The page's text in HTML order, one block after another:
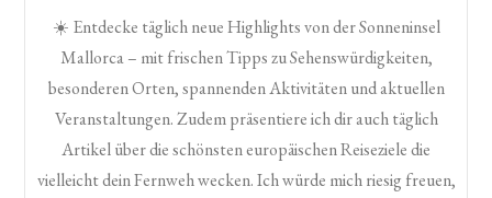
☀️ Entdecke täglich neue Highlights von der Sonneninsel
Mallorca – mit frischen Tipps zu Sehenswürdigkeiten,
besonderen Orten, spannenden Aktivitäten und aktuellen
Veranstaltungen. Zudem präsentiere ich dir auch täglich
Artikel über die schönsten europäischen Reiseziele die
vielleicht dein Fernweh wecken. Ich würde mich riesig freuen,